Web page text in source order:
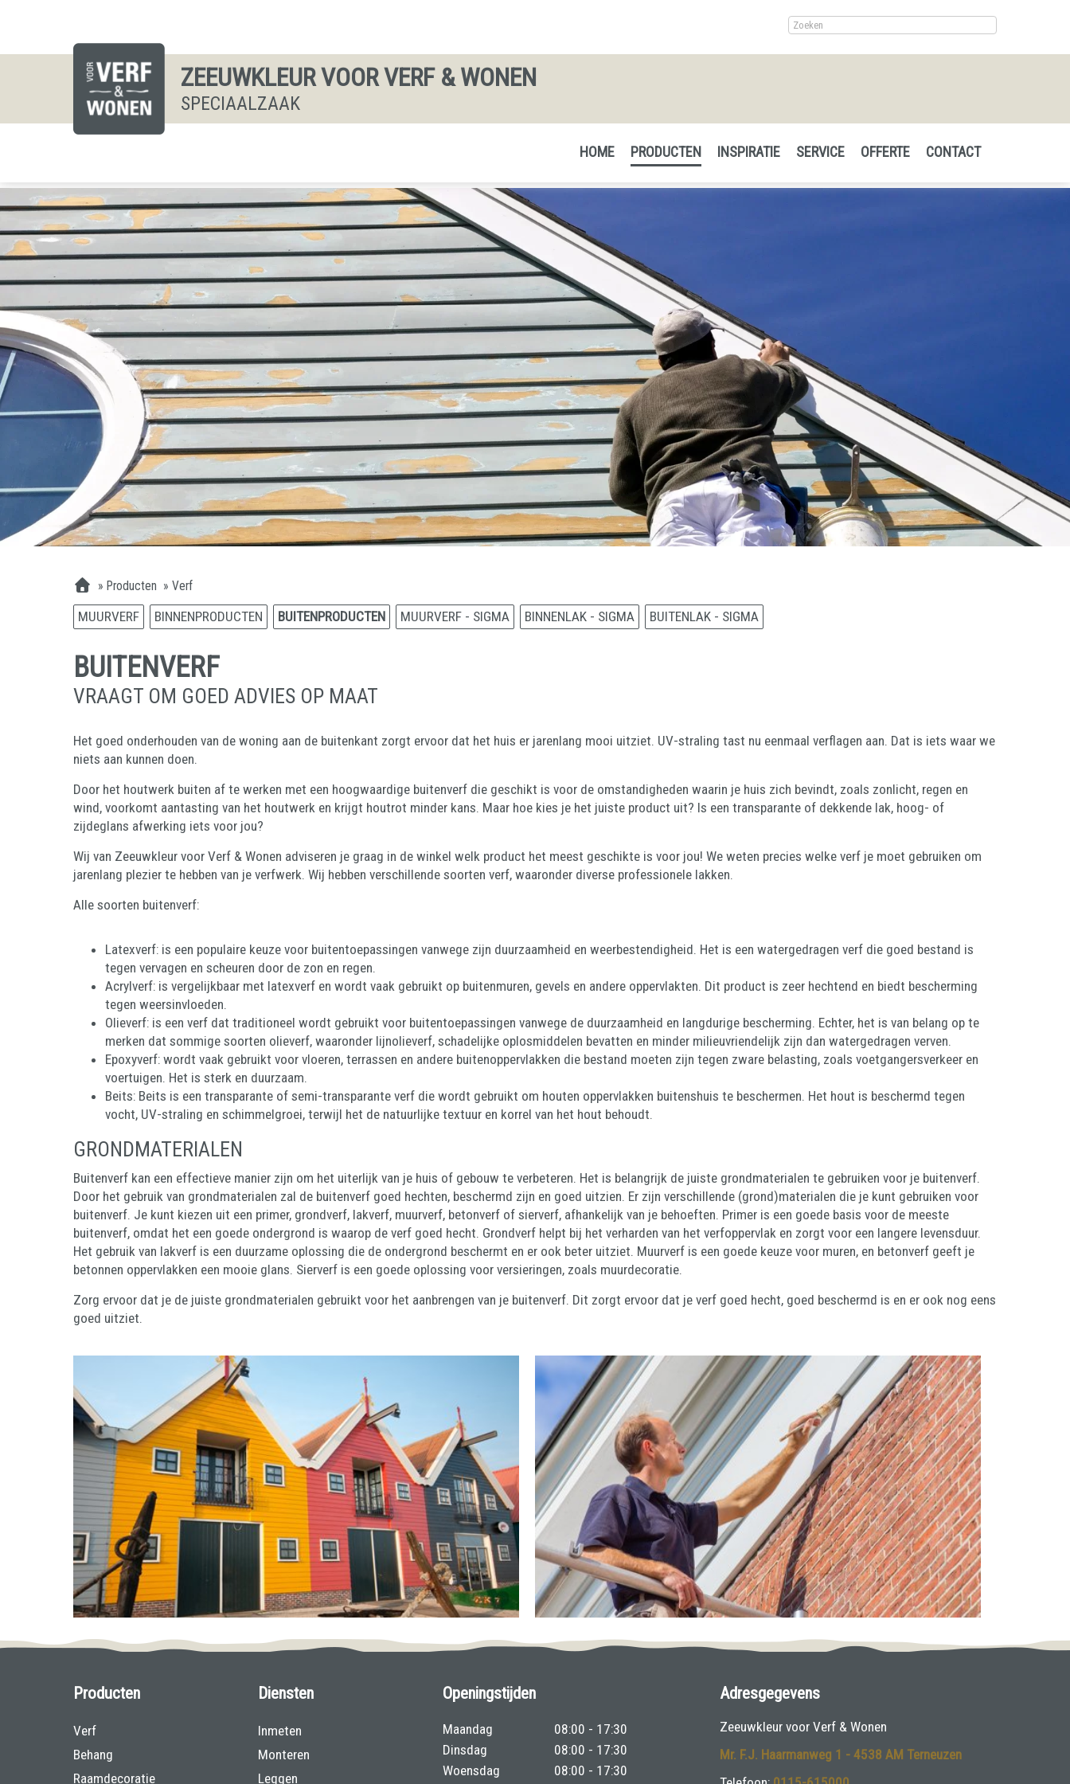
ZEEUWKLEUR VOOR VERF & WONEN
SPECIAALZAAK
HOME PRODUCTEN INSPIRATIE SERVICE OFFERTE CONTACT
» Producten »Verf
MUURVERF BINNENPRODUCTEN BUITENPRODUCTEN MUURVERF - SIGMA BINNENLAK - SIGMA BUITENLAK - SIGMA
BUITENVERF
VRAAGT OM GOED ADVIES OP MAAT
Het goed onderhouden van de woning aan de buitenkant zorgt ervoor dat het huis er jarenlang mooi uitziet. UV-straling tast nu eenmaal verflagen aan. Dat is iets waar we
niets aan kunnen doen.
Door het houtwerk buiten af te werken met een hoogwaardige buitenverf die geschikt is voor de omstandigheden waarin je huis zich bevindt, zoals zonlicht, regen en
wind, voorkomt aantasting van het houtwerk en krijgt houtrot minder kans. Maar hoe kies je het juiste product uit? Is een transparante of dekkende lak, hoog- of
zijdeglans afwerking iets voor jou?
Wij van Zeeuwkleur voor Verf & Wonen adviseren je graag in de winkel welk product het meest geschikte is voor jou! We weten precies welke verf je moet gebruiken om
jarenlang plezier te hebben van je verfwerk. Wij hebben verschillende soorten verf, waaronder diverse professionele lakken.
Alle soorten buitenverf:
Latexverf: is een populaire keuze voor buitentoepassingen vanwege zijn duurzaamheid en weerbestendigheid. Het is een watergedragen verf die goed bestand is
tegen vervagen en scheuren door de zon en regen.
Acrylverf: is vergelijkbaar met latexverf en wordt vaak gebruikt op buitenmuren, gevels en andere oppervlakten. Dit product is zeer hechtend en biedt bescherming
tegen weersinvloeden.
Olieverf: is een verf dat traditioneel wordt gebruikt voor buitentoepassingen vanwege de duurzaamheid en langdurige bescherming. Echter, het is van belang op te
merken dat sommige soorten olieverf, waaronder lijnolieverf, schadelijke oplosmiddelen bevatten en minder milieuvriendelijk zijn dan watergedragen verven.
Epoxyverf: wordt vaak gebruikt voor vloeren, terrassen en andere buitenoppervlakken die bestand moeten zijn tegen zware belasting, zoals voetgangersverkeer en
voertuigen. Het is sterk en duurzaam.
Beits: Beits is een transparante of semi-transparante verf die wordt gebruikt om houten oppervlakken buitenshuis te beschermen. Het hout is beschermd tegen
vocht, UV-straling en schimmelgroei, terwijl het de natuurlijke textuur en korrel van het hout behoudt.
GRONDMATERIALEN
Buitenverf kan een effectieve manier zijn om het uiterlijk van je huis of gebouw te verbeteren. Het is belangrijk de juiste grondmaterialen te gebruiken voor je buitenverf.
Door het gebruik van grondmaterialen zal de buitenverf goed hechten, beschermd zijn en goed uitzien. Er zijn verschillende (grond)materialen die je kunt gebruiken voor
buitenverf. Je kunt kiezen uit een primer, grondverf, lakverf, muurverf, betonverf of sierverf, afhankelijk van je behoeften. Primer is een goede basis voor de meeste
buitenverf, omdat het een goede ondergrond is waarop de verf goed hecht. Grondverf helpt bij het verharden van het verfoppervlak en zorgt voor een langere levensduur.
Het gebruik van lakverf is een duurzame oplossing die de ondergrond beschermt en er ook beter uitziet. Muurverf is een goede keuze voor muren, en betonverf geeft je
betonnen oppervlakken een mooie glans. Sierverf is een goede oplossing voor versieringen, zoals muurdecoratie.
Zorg ervoor dat je de juiste grondmaterialen gebruikt voor het aanbrengen van je buitenverf. Dit zorgt ervoor dat je verf goed hecht, goed beschermd is en er ook nog eens
goed uitziet.
Producten
Verf
Behang
Raamdecoratie
Diensten
Inmeten
Monteren
Leggen
Openingstijden
Maandag
08:00 - 17:30
Dinsdag
08:00 - 17:30
Woensdag
08:00 - 17:30
Adresgegevens
Zeeuwkleur voor Verf & Wonen
Mr. F.J. Haarmanweg 1 - 4538 AM Terneuzen